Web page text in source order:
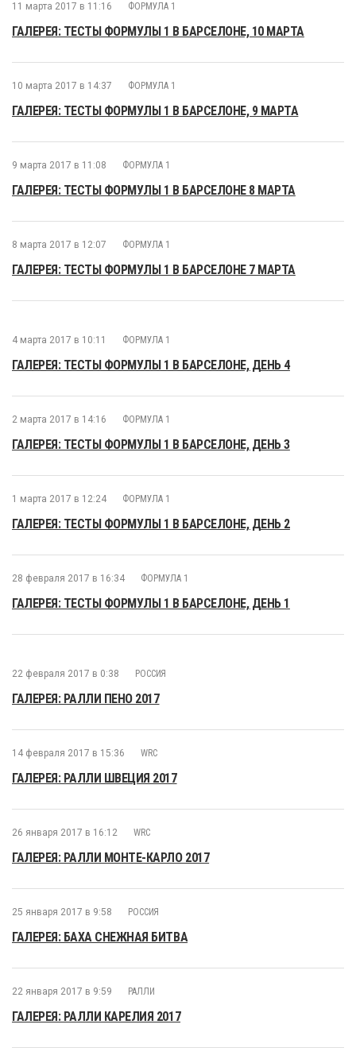
11 марта 2017 в 11:16 ФОРМУЛА 1
ГАЛЕРЕЯ: ТЕСТЫ ФОРМУЛЫ 1 В БАРСЕЛОНЕ, 10 МАРТА
10 марта 2017 в 14:37 ФОРМУЛА 1
ГАЛЕРЕЯ: ТЕСТЫ ФОРМУЛЫ 1 В БАРСЕЛОНЕ, 9 МАРТА
9 марта 2017 в 11:08 ФОРМУЛА 1
ГАЛЕРЕЯ: ТЕСТЫ ФОРМУЛЫ 1 В БАРСЕЛОНЕ 8 МАРТА
8 марта 2017 в 12:07 ФОРМУЛА 1
ГАЛЕРЕЯ: ТЕСТЫ ФОРМУЛЫ 1 В БАРСЕЛОНЕ 7 МАРТА
4 марта 2017 в 10:11 ФОРМУЛА 1
ГАЛЕРЕЯ: ТЕСТЫ ФОРМУЛЫ 1 В БАРСЕЛОНЕ, ДЕНЬ 4
2 марта 2017 в 14:16 ФОРМУЛА 1
ГАЛЕРЕЯ: ТЕСТЫ ФОРМУЛЫ 1 В БАРСЕЛОНЕ, ДЕНЬ 3
1 марта 2017 в 12:24 ФОРМУЛА 1
ГАЛЕРЕЯ: ТЕСТЫ ФОРМУЛЫ 1 В БАРСЕЛОНЕ, ДЕНЬ 2
28 февраля 2017 в 16:34 ФОРМУЛА 1
ГАЛЕРЕЯ: ТЕСТЫ ФОРМУЛЫ 1 В БАРСЕЛОНЕ, ДЕНЬ 1
22 февраля 2017 в 0:38 РОССИЯ
ГАЛЕРЕЯ: РАЛЛИ ПЕНО 2017
14 февраля 2017 в 15:36 WRC
ГАЛЕРЕЯ: РАЛЛИ ШВЕЦИЯ 2017
26 января 2017 в 16:12 WRC
ГАЛЕРЕЯ: РАЛЛИ МОНТЕ-КАРЛО 2017
25 января 2017 в 9:58 РОССИЯ
ГАЛЕРЕЯ: БАХА СНЕЖНАЯ БИТВА
22 января 2017 в 9:59 РАЛЛИ
ГАЛЕРЕЯ: РАЛЛИ КАРЕЛИЯ 2017